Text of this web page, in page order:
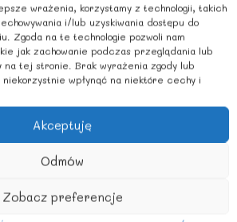
wrażenia, korzystamy z technologii, takich
i/lub uzyskiwania dostępu do
Zgoda na te technologie pozwoli nam
jak zachowanie podczas przeglądania lub
na tej stronie. Brak wyrażenia zgody lub
wpłynąć na niektóre cechy i
Akceptuję
Odmów
Zobacz preferencje
Galaretka o smaku
40 g – AMYLON